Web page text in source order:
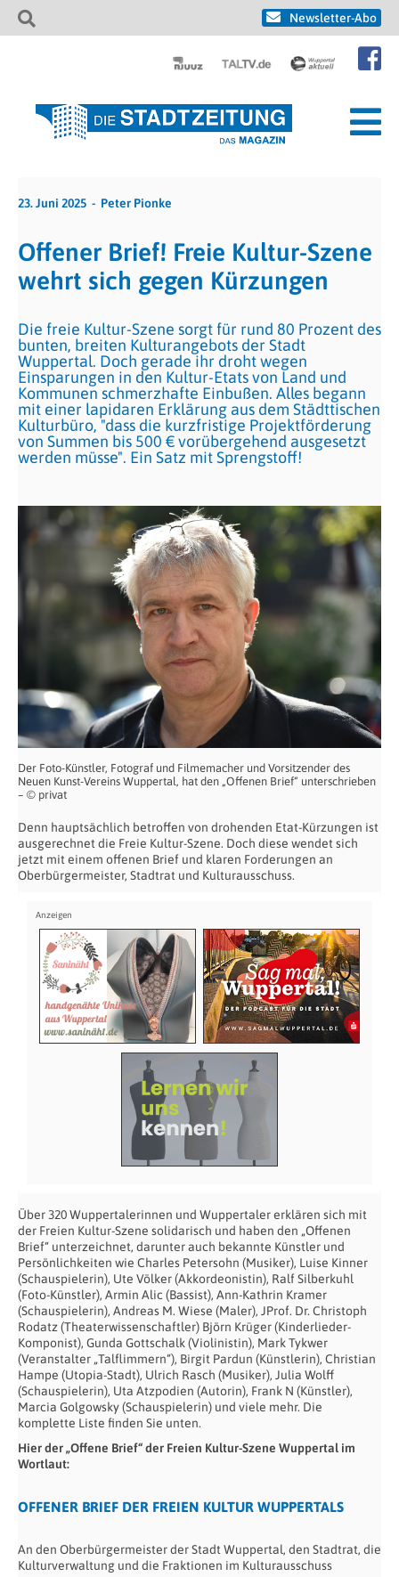
Newsletter-Abo
23. Juni 2025 Peter Pionke
Offener Brief! Freie Kultur-Szene
wehrt sich gegen Kürzungen
Die freie Kultur-Szene sorgt für rund 80 Prozent des
bunten, breiten Kulturangebots der Stadt
Wuppertal. Doch gerade ihr droht wegen
Einsparungen in den Kultur-Etats von Land und
Kommunen schmerzhafte Einbußen. Alles begann
mit einer lapidaren Erklärung aus dem Städttischen
Kulturbüro, "dass die kurzfristige Projektförderung
von Summen bis 500 € vorübergehend ausgesetzt
werden müsse". Ein Satz mit Sprengstoff!
Der Foto-Künstler, Fotograf und Filmemacher und Vorsitzender des
Neuen Kunst-Vereins Wuppertal, hat den „Offenen Brief“ unterschrieben
– © privat
Denn hauptsächlich betroffen von drohenden Etat-Kürzungen ist
ausgerechnet die Freie Kultur-Szene. Doch diese wendet sich
jetzt mit einem offenen Brief und klaren Forderungen an
Oberbürgermeister, Stadtrat und Kulturausschuss.
Über 320 Wuppertalerinnen und Wuppertaler erklären sich mit
der Freien Kultur-Szene solidarisch und haben den „Offenen
Brief“ unterzeichnet, darunter auch bekannte Künstler und
Persönlichkeiten wie Charles Petersohn (Musiker), Luise Kinner
(Schauspielerin), Ute Völker (Akkordeonistin), Ralf Silberkuhl
(Foto-Künstler), Armin Alic (Bassist), Ann-Kathrin Kramer
(Schauspielerin), Andreas M. Wiese (Maler), JProf. Dr. Christoph
Rodatz (Theaterwissenschaftler) Björn Krüger (Kinderlieder-
Komponist), Gunda Gottschalk (Violinistin), Mark Tykwer
(Veranstalter „Talflimmern“), Birgit Pardun (Künstlerin), Christian
Hampe (Utopia-Stadt), Ulrich Rasch (Musiker), Julia Wolff
(Schauspielerin), Uta Atzpodien (Autorin), Frank N (Künstler),
Marcia Golgowsky (Schauspielerin) und viele mehr. Die
komplette Liste finden Sie unten.
Hier der „Offene Brief“ der Freien Kultur-Szene Wuppertal im
Wortlaut:
OFFENER BRIEF DER FREIEN KULTUR WUPPERTALS
An den Oberbürgermeister der Stadt Wuppertal, den Stadtrat, die
Kulturverwaltung und die Fraktionen im Kulturausschuss